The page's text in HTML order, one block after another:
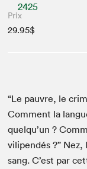
2425
Prix
29.95$
“Le pau­vre, le
Com­ment la
quelqu’un ?
vilipendés ?”
sang. C’est par